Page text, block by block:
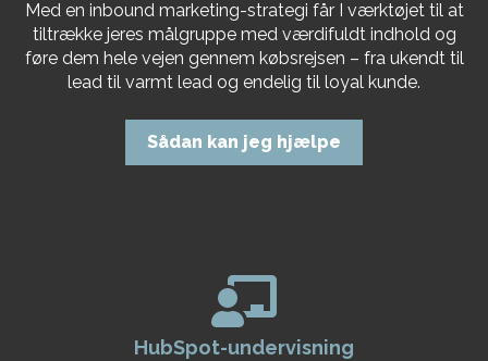
Med en inbound marketing-strategi får I værktøjet til at
tiltrække jeres målgruppe med værdifuldt indhold og
føre dem hele vejen gennem købsrejsen – fra ukendt til
lead til varmt lead og endelig til loyal kunde.
Sådan kan jeg hjælpe
HubSpot-undervisning